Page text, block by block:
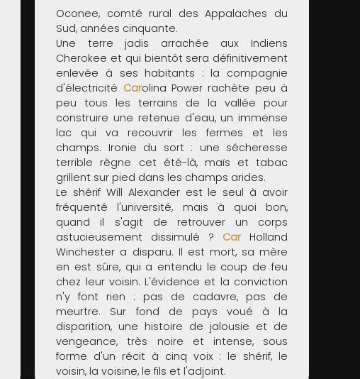
Oconee, comté rural des Appalaches du
Sud, années cinquante.
Une terre jadis arrachée aux Indiens
Cherokee et qui bientôt sera définitivement
enlevée à ses habitants : la compagnie
d'électricité Carolina Power rachète peu à
peu tous les terrains de la vallée pour
construire une retenue d'eau, un immense
lac qui va recouvrir les fermes et les
champs. Ironie du sort : une sécheresse
terrible règne cet été-là, maïs et tabac
grillent sur pied dans les champs arides.
Le shérif Will Alexander est le seul à avoir
fréquenté l'université, mais à quoi bon,
quand il s'agit de retrouver un corps
astucieusement dissimulé ? CarHolland
Winchester a disparu. Il est mort, sa mère
en est sûre, qui a entendu le coup de feu
chez leur voisin. L'évidence et la conviction
n'y font rien : pas de cadavre, pas de
meurtre. Sur fond de pays voué à la
disparition, une histoire de jalousie et de
vengeance, très noire et intense, sous
forme d'un récit à cinq voix : le shérif, le
voisin, la voisine, le fils et l'adjoint.